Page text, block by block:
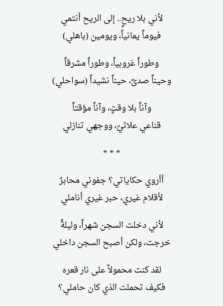
لأني بلا ريحٍ.. إلى الريح أنتمي
فيوماً يمانياً، ويومين (باهلي)
وطوراً غروبياً، وطوراً مشرقاً
وحيناً صدىً، حيناً نشيداً (سواحلي)
وآناً بلا وقتٍ، وآناً مؤقتاً
قناعي علائيٌ، ووجهي تنازلي
* * *
أأروي حكاياتي؟ جفوني محابرٌ
لأقلام غيري، حبر غيري أناملي
لأني دخلت السجن شهراً، وليلةً
خرجت، ولكن أصبح السجن داخلي
لقد كنت محمولاً على نار قعره
فكيف تحملت الذي كان حاملي؟